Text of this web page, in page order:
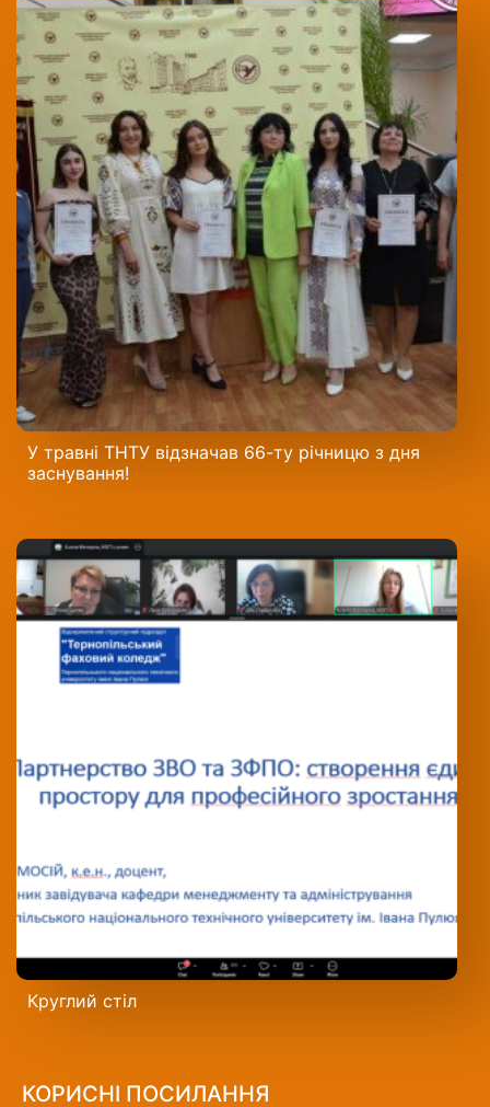
У травні ТНТУ відзначав 66-ту річницю з дня
заснування!
Круглий стіл
КОРИСНІ ПОСИЛАННЯ